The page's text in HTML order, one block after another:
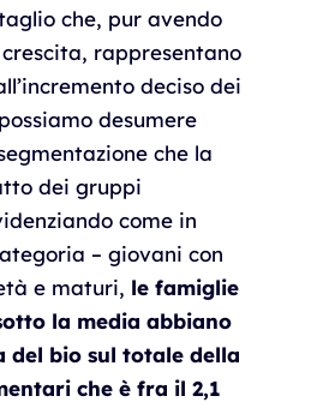
che, pur avendo
rappresentano
deciso dei
desumere
che la
dei gruppi
come in
– giovani con
e maturi, le famiglie
la media abbiano
del bio sul totale della
che è fra il 2,1